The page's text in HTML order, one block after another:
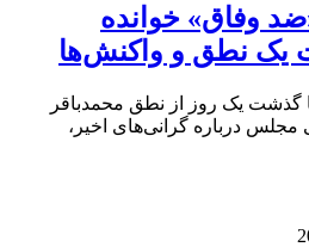
وفاق» خوانده
یک نطق و واکنش‌ها
گذشت یک روز از نطق محمدباقر
درباره گرانی‌های اخیر،